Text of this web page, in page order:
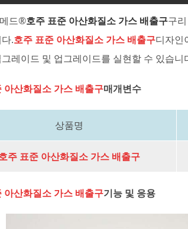
드®호주 표준 아산화질소 가스 배출구구
.호주 표준 아산화질소 가스 배출구디자인
레이드 및 업그레이드를 실현할 수 있습니
아산화질소 가스 배출구매개변수
상품명
주 표준 아산화질소 가스 배출구
아산화질소 가스 배출구기능 및 응용